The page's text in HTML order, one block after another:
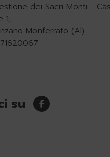
dei Sacri Monti -
1,
Monferrato (Al)
su